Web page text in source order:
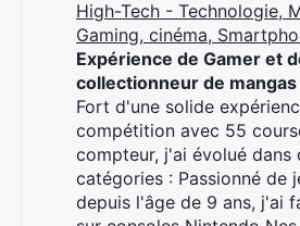
High-Tech - Technologie,
Gaming, cinéma,
Expérience de Gamer et
collectionneur de
Fort d'une solide
compétition avec 55
compteur, j'ai évolué dans
catégories : Passionné de
depuis l'âge de 9 ans, j'ai